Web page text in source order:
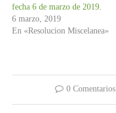
fecha 6 de marzo de 2019.
6 marzo, 2019
En «Resolucion Miscelanea»
0 Comentarios